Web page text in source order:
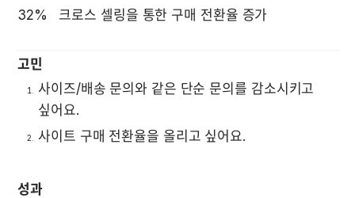
32%   크로스 셀링을 통한 구매 전환율 증가
고민
사이즈/배송 문의와 같은 단순 문의를 감소시키고
싶어요.
사이트 구매 전환율을 올리고 싶어요.
성과